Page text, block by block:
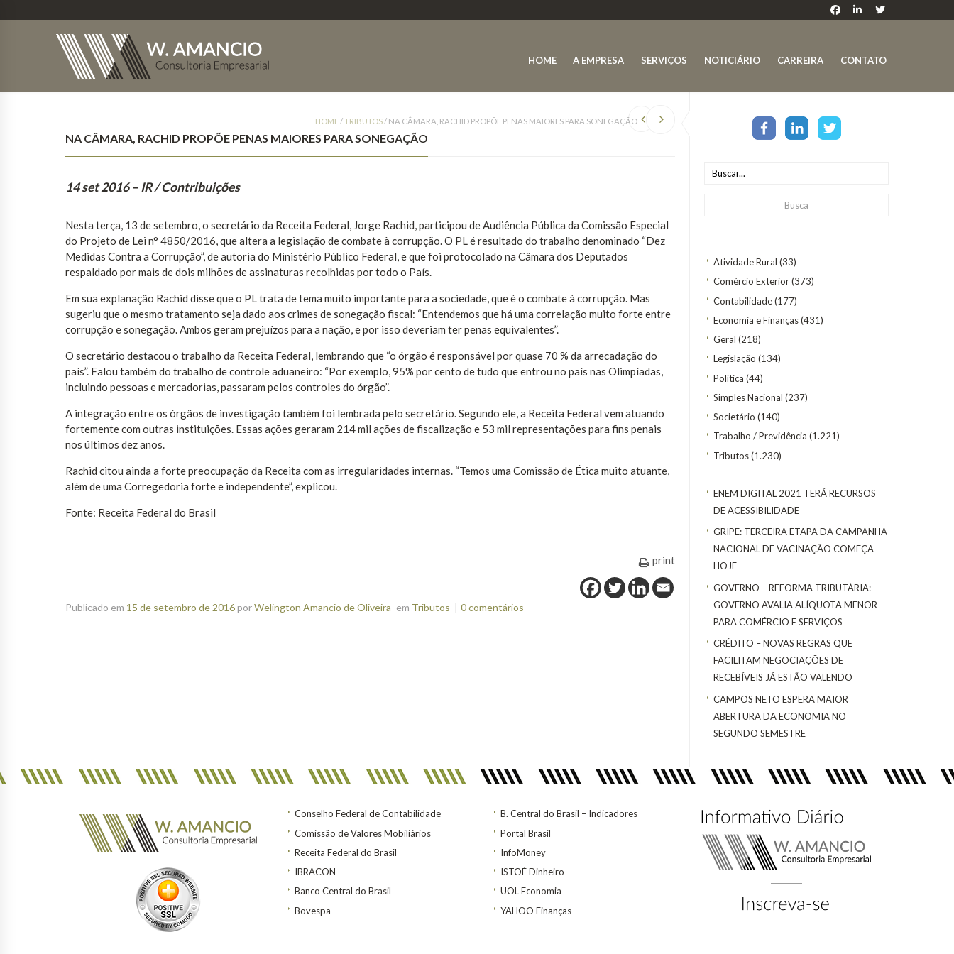
HOME A EMPRESA SERVIÇOS NOTICIÁRIO CARREIRA CONTATO
Atividade Rural (33)
Comércio Exterior(373)
Contabilidade(177)
Economia e Finanças(431)
Geral (218)
Legislação (134)
Política (44)
Simples Nacional (237)
Societário (140)
Trabalho / Previdência (1.221)
Tributos(1.230)
ENEM DIGITAL 2021 TERÁ RECURSOS
DE ACESSIBILIDADE
GRIPE: TERCEIRA ETAPA DA CAMPANHA
NACIONAL DE VACINAÇÃO COMEÇA
HOJE
GOVERNO – REFORMA TRIBUTÁRIA:
GOVERNO AVALIA ALÍQUOTA MENOR
PARA COMÉRCIO E SERVIÇOS
CRÉDITO – NOVAS REGRAS QUE
FACILITAM NEGOCIAÇÕES DE
RECEBÍVEIS JÁ ESTÃO VALENDO
CAMPOS NETO ESPERA MAIOR
ABERTURA DA ECONOMIA NO
SEGUNDO SEMESTRE
HOME/TRIBUTOS/ NA CÂMARA, RACHID PROPÕE PENAS MAIORES PARA SONEGAÇÃO
NA CÂMARA, RACHID PROPÕE PENAS MAIORES PARA SONEGAÇÃO
14 set 2016 – IR / Contribuições
Nesta terça, 13 de setembro, o secretário da Receita Federal, Jorge Rachid, participou de Audiência Pública da Comissão Especial
do Projeto de Lei n° 4850/2016, que altera a legislação de combate à corrupção. O PL é resultado do trabalho denominado “Dez
Medidas Contra a Corrupção”, de autoria do Ministério Público Federal, e que foi protocolado na Câmara dos Deputados
respaldado por mais de dois milhões de assinaturas recolhidas por todo o País.
Em sua explanação Rachid disse que o PL trata de tema muito importante para a sociedade, que é o combate à corrupção. Mas
sugeriu que o mesmo tratamento seja dado aos crimes de sonegação fiscal: “Entendemos que há uma correlação muito forte entre
corrupção e sonegação. Ambos geram prejuízos para a nação, e por isso deveriam ter penas equivalentes”.
O secretário destacou o trabalho da Receita Federal, lembrando que “o órgão é responsável por quase 70 % da arrecadação do
país”. Falou também do trabalho de controle aduaneiro: “Por exemplo, 95% por cento de tudo que entrou no país nas Olimpíadas,
incluindo pessoas e mercadorias, passaram pelos controles do órgão”.
A integração entre os órgãos de investigação também foi lembrada pelo secretário. Segundo ele, a Receita Federal vem atuando
fortemente com outras instituições. Essas ações geraram 214 mil ações de fiscalização e 53 mil representações para fins penais
nos últimos dez anos.
Rachid citou ainda a forte preocupação da Receita com as irregularidades internas. “Temos uma Comissão de Ética muito atuante,
além de uma Corregedoria forte e independente”, explicou.
Fonte: Receita Federal do Brasil
print
Publicado em 15 de setembro de 2016porWelington Amancio de Oliveira em Tributos 0 comentários
Conselho Federal de Contabilidade
Comissão de Valores Mobiliários
Receita Federal do Brasil
IBRACON
Banco Central do Brasil
Bovespa
B. Central do Brasil – Indicadores
Portal Brasil
InfoMoney
ISTOÉ Dinheiro
UOL Economia
YAHOO Finanças